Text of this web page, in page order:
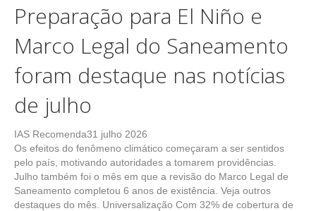
Preparação para El Niño e
Marco Legal do Saneamento
foram destaque nas notícias
de julho
IAS Recomenda31 julho 2026
Os efeitos do fenômeno climático começaram a ser sentidos
pelo país, motivando autoridades a tomarem providências.
Julho também foi o mês em que a revisão do Marco Legal de
Saneamento completou 6 anos de existência. Veja outros
destaques do mês. Universalização Com 32% de cobertura de